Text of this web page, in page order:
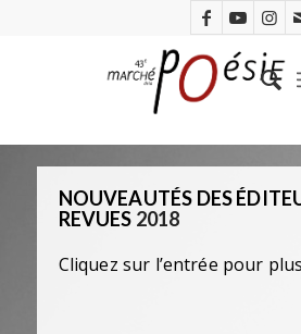
NOUVEAUTÉS DES
REVUES 2018
Cliquez sur l’entrée pour